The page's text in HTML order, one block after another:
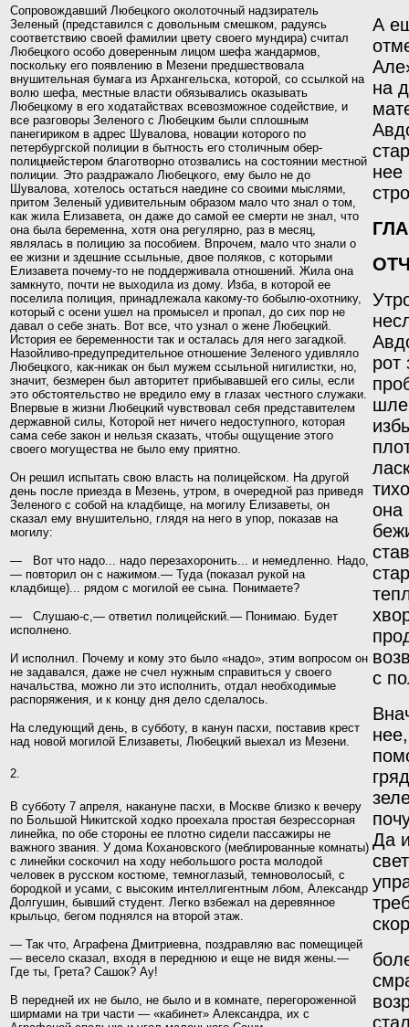
Сопровождавший Любецкого околоточный надзиратель
Зеленый (представился с довольным смешком, радуясь
соответствию своей фамилии цвету своего мундира) считал
Любецкого особо доверенным лицом шефа жандар­мов,
поскольку его появлению в Мезени предшествовала
внушительная бумага из Архангельска, которой, со ссылкой на
волю шефа, местные власти обязывались оказывать
Любецкому в его ходатайствах всевозможное содействие, и
все разговоры Зеленого с Любецким были сплошным
панегириком в адрес Шувалова, новации которого по
петербургской полиции в бытность его сто­личным обер-
полицмейстером благотворно отозвались на состоянии местной
полиции. Это раздражало Любецкого, ему было не до
Шувалова, хотелось остаться наедине со своими мыслями,
притом Зеленый удивительным образом мало что знал о том,
как жила Елизавета, он даже до самой ее смерти не знал, что
она была беременна, хотя она регулярно, раз в месяц,
являлась в полицию за пособием. Впрочем, мало что знали о
ее жизни и здешние ссыльные, двое поляков, с которыми
Елизавета почему-то не поддерживала отношений. Жила она
замкнуто, почти не выходила из дому. Изба, в которой ее
поселила полиция, принадлежала какому-то бобылю-охотнику,
который с осени ушел на промысел и пропал, до сих пор не
давал о себе знать. Вот все, что узнал о жене Любецкий.
История ее беременности так и осталась для него загадкой.
Назойливо-предупредительное отношение Зеленого удивляло
Любецкого, как-никак он был мужем ссыльной нигилистки, но,
значит, безмерен был авторитет прибывавшей его силы, если
это обстоятельство не вредило емy в глазах честного служаки.
Впервые в жизни Любецкий чувствовал себя представителем
державной силы, Которой нет ничего недоступного, которая
сама себе закон и нельзя сказать, чтобы ощущение этого
своего могу­щества не было ему приятно.
Он решил испытать свою власть на полицейском. На другой
день после приезда в Мезень, утром, в очеред­ной раз приведя
Зеленого с собой на кладбище, на могилу Елизаветы, он
сказал ему внушительно, глядя на него в упор, показав на
могилу:
— Вот что надо... надо перезахоронить... и немедленно. Надо,
— повторил он с нажимом.— Туда (показал рукой на
кладбище)... рядом с могилой ее сына. Понимаете?
— Слушаю-с,— ответил полицейский.— Понимаю. Будет
исполнено.
И исполнил. Почему и кому это было «надо», этим вопросом он
не задавался, даже не счел нужным справить­ся у своего
начальства, можно ли это исполнить, отдал необходимые
распоряжения, и к концу дня дело сделалось.
На следующий день, в субботу, в канун пасхи, по­ставив крест
над новой могилой Елизаветы, Любецкий выехал из Мезени.
2.
В субботу 7 апреля, накануне пасхи, в Москве близко к вечеру
по Большой Никитской ходко проехала простая безрессорная
линейка, по обе стороны ее плотно сидели пассажиры не
важного звания. У дома Кохановского (меблированные комнаты)
с линейки соскочил на ходу небольшого роста молодой
человек в русском костюме, темноглазый, темноволосый, с
бородкой и усами, с высо­ким интеллигентным лбом, Александр
Долгушин, бывший студент. Легко взбежал на деревянное
крыльцо, бегом поднялся на второй этаж.
— Так что, Аграфена Дмитриевна, поздравляю вас помещицей
— весело сказал, входя в переднюю и еще не видя жены.—
Где ты, Грета? Сашок? Ау!
В передней их не было, не было и в комнате, перегороженной
ширмами на три части — «кабинет» Алек­сандра, их с
А
на
нее
рот
она
с
Да